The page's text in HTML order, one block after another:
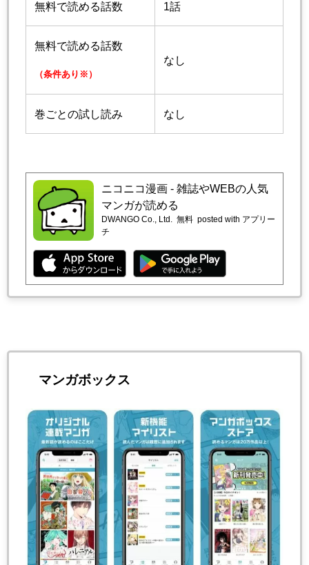
無料で読める話数 1話
無料で読める話数
（条件あり※）
なし
巻ごとの試し読み なし
ニコニコ漫画 - 雑誌やWEBの人気
マンガが読める
DWANGO Co., Ltd. 無料 posted with アプリー
チ
マンガボックス